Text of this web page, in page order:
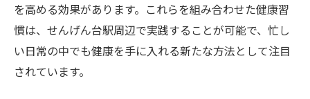
を高める効果があります。これらを組み合わせた健康習
慣は、せんげん台駅周辺で実践することが可能で、忙し
い日常の中でも健康を手に入れる新たな方法として注目
されています。